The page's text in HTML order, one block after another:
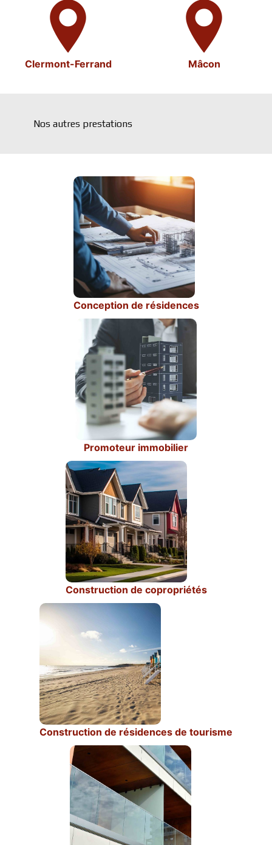
Clermont-Ferrand Mâcon
Nos autres prestations
Conception de résidences
Promoteur immobilier
Construction de copropriétés
Construction de résidences de tourisme